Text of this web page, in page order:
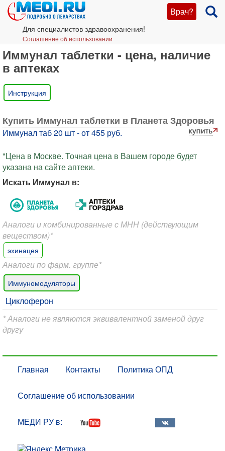
Врач?
Для специалистов здравоохранения!
Соглашение об использовании
Иммунал таблетки - цена, наличие
в аптеках
Инструкция
Купить Иммунал таблетки в Планета Здоровья
Иммунал таб 20 шт - от 455 руб.
*Цена в Москве. Точная цена в Вашем городе будет
указана на сайте аптеки.
Искать Иммунал в:
Аналоги и комбинированные с МНН (действующим
веществом)*
эхинацея
Аналоги по фарм. группе*
Иммуномодуляторы
Циклоферон
* Аналоги не являются эквивалентной заменой друг
другу
Главная Контакты Политика ОПД
Соглашение об использовании
МЕДИ РУ в: